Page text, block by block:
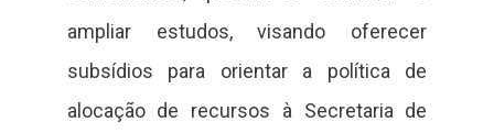
ampliar estudos, visando oferecer
subsídios para orientar a política de
alocação de recursos à Secretaria de